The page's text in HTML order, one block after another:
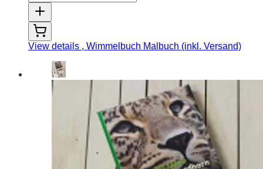
View details , Wimmelbuch Malbuch (inkl. Versand)